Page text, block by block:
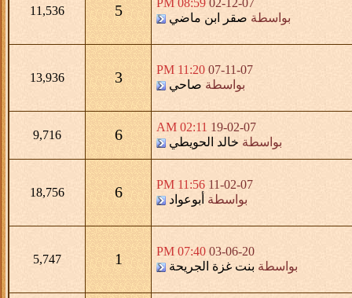
بواسطة صقر ابن ماضي 5
11,536
07-11-07
11:20 PM
بواسطة صاحي 3
13,936
19-02-07
02:11 AM
بواسطة خالد الحويطي 6
9,716
11-02-07
11:56 PM
بواسطة أبوعواد 6
18,756
03-06-20
07:40 PM
بواسطة بنت غزة الجريحة 1
5,747